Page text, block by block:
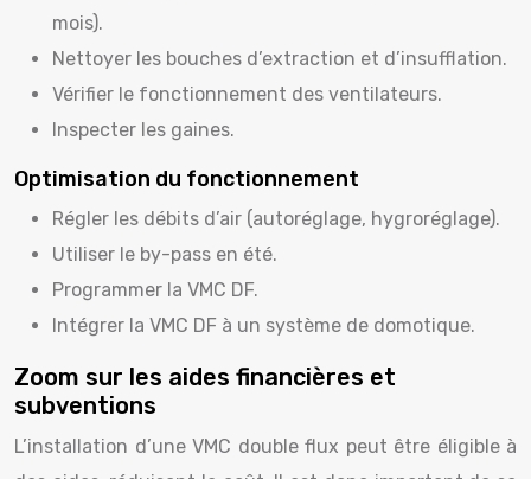
mois).
Nettoyer les bouches d’extraction et d’insufflation.
Vérifier le fonctionnement des ventilateurs.
Inspecter les gaines.
Optimisation du fonctionnement
Régler les débits d’air (autoréglage, hygroréglage).
Utiliser le by-pass en été.
Programmer la VMC DF.
Intégrer la VMC DF à un système de domotique.
Zoom sur les aides financières et
subventions
L’installation d’une VMC double flux peut être éligible à